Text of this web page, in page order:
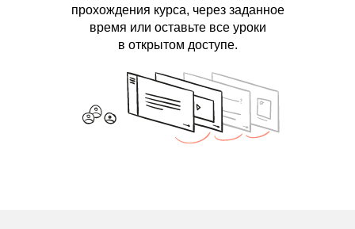
прохождения курса, через заданное
время или оставьте все уроки
в открытом доступе.